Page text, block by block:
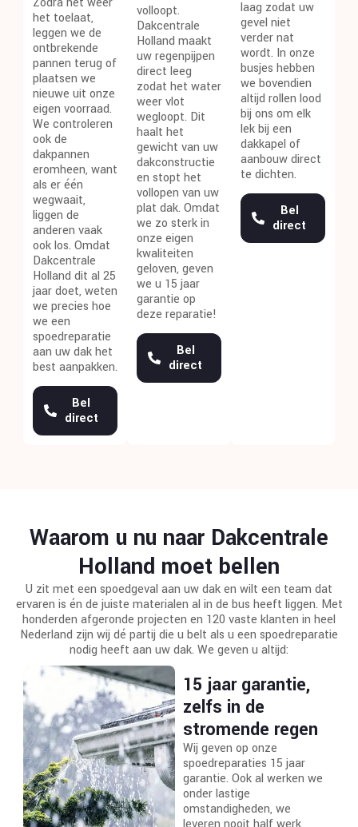
het toelaat,
leggen we de
ontbrekende
pannen terug of
plaatsen we
nieuwe uit onze
eigen voorraad.
We controleren
ook de
dakpannen
eromheen, want
als er één
wegwaait,
liggen de
anderen vaak
ook los. Omdat
Dakcentrale
Holland dit al 25
jaar doet, weten
we precies hoe
we een
spoedreparatie
aan uw dak het
best aanpakken.
Bel
direct
volloopt.
Dakcentrale
Holland maakt
uw regenpijpen
direct leeg
zodat het water
weer vlot
wegloopt. Dit
haalt het
gewicht van uw
dakconstructie
en stopt het
vollopen van uw
plat dak. Omdat
we zo sterk in
onze eigen
kwaliteiten
geloven, geven
we u 15 jaar
garantie op
deze reparatie!
Bel
direct
laag zodat uw
gevel niet
verder nat
wordt. In onze
busjes hebben
we bovendien
altijd rollen lood
bij ons om elk
lek bij een
dakkapel of
aanbouw direct
te dichten.
Bel
direct
Waarom u nu naar Dakcentrale
Holland moet bellen
U zit met een spoedgeval aan uw dak en wilt een team dat
ervaren is én de juiste materialen al in de bus heeft liggen. Met
honderden afgeronde projecten en 120 vaste klanten in heel
Nederland zijn wij dé partij die u belt als u een spoedreparatie
nodig heeft aan uw dak. We geven u altijd:
15 jaar garantie,
zelfs in de
stromende regen
Wij geven op onze
spoedreparaties 15 jaar
garantie. Ook al werken we
onder lastige
omstandigheden, we